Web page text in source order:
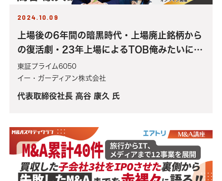
2024.10.09
上場後の6年間の暗黒時代・上場廃止銘柄から
の復活劇・23年上場によるTOB俺みたいにな
るな！20年間の”後悔だらけ”の経営者人生を
振り返る！
東証プライム6050
イー・ガーディアン株式会社
代表取締役社長 高谷 康久 氏